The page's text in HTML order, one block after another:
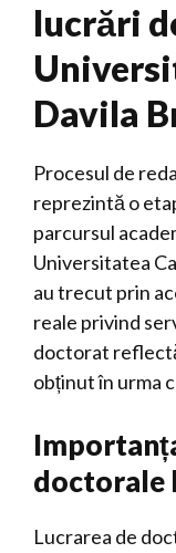
lucrări
Davila
Procesul de
reprezintă o
parcursul
Universitatea
au trecut prin
reale privind
doctorat
obținut în urma
doctorale
Lucrarea de